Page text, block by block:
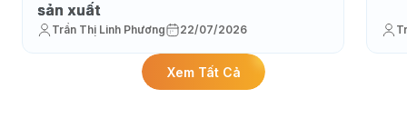
sản xuất
Trần Thị Linh Phương 22/07/2026
Xem Tất Cả